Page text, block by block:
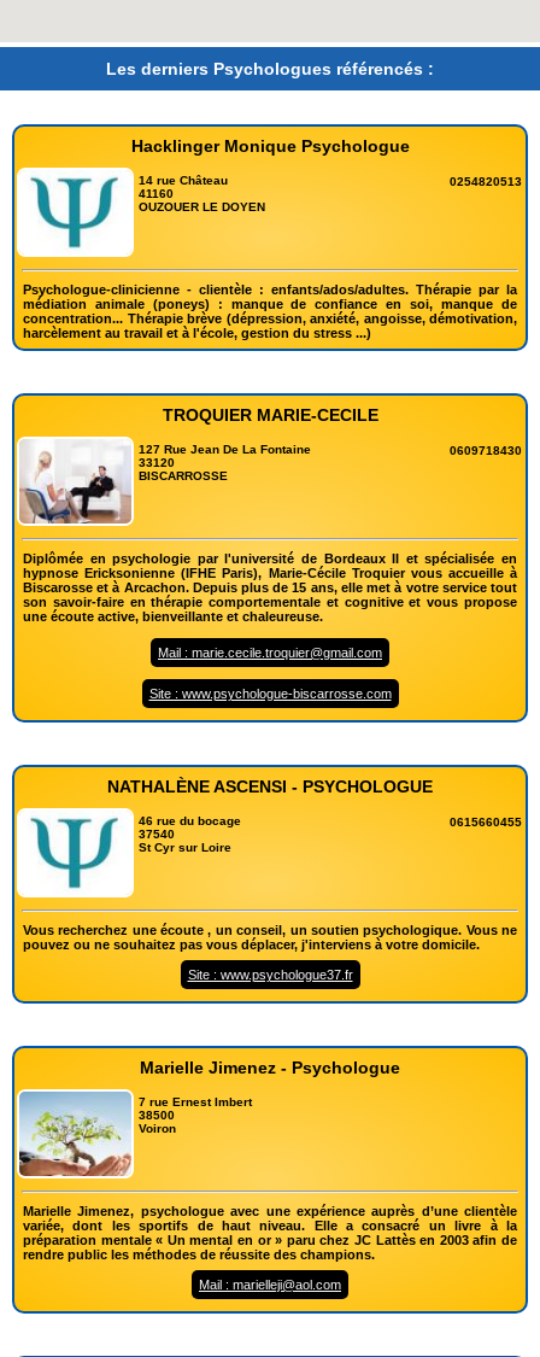
Les derniers Psychologues référencés :
Hacklinger Monique Psychologue
14 rue Château
41160
OUZOUER LE DOYEN
0254820513
Psychologue-clinicienne - clientèle : enfants/ados/adultes. Thérapie par la
médiation animale (poneys) : manque de confiance en soi, manque de
concentration... Thérapie brève (dépression, anxiété, angoisse, démotivation,
harcèlement au travail et à l'école, gestion du stress ...)
TROQUIER MARIE-CECILE
127 Rue Jean De La Fontaine
33120
BISCARROSSE
0609718430
Diplômée en psychologie par l'université de Bordeaux II et spécialisée en
hypnose Ericksonienne (IFHE Paris), Marie-Cécile Troquier vous accueille à
Biscarosse et à Arcachon. Depuis plus de 15 ans, elle met à votre service tout
son savoir-faire en thérapie comportementale et cognitive et vous propose
une écoute active, bienveillante et chaleureuse.
Mail : marie.cecile.troquier@gmail.com
Site : www.psychologue-biscarrosse.com
NATHALÈNE ASCENSI - PSYCHOLOGUE
46 rue du bocage
37540
St Cyr sur Loire
0615660455
Vous recherchez une écoute , un conseil, un soutien psychologique. Vous ne
pouvez ou ne souhaitez pas vous déplacer, j'interviens à votre domicile.
Site : www.psychologue37.fr
Marielle Jimenez - Psychologue
7 rue Ernest Imbert
38500
Voiron
Marielle Jimenez, psychologue avec une expérience auprès d’une clientèle
variée, dont les sportifs de haut niveau. Elle a consacré un livre à la
préparation mentale « Un mental en or » paru chez JC Lattès en 2003 afin de
rendre public les méthodes de réussite des champions.
Mail : marielleji@aol.com